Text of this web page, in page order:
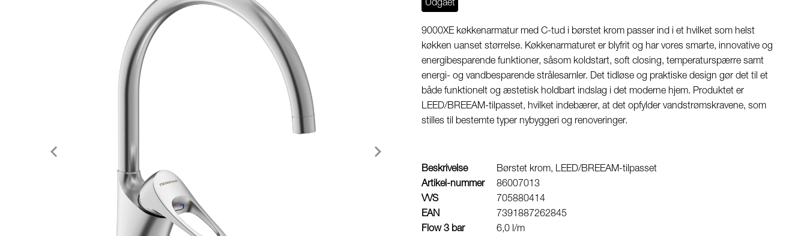
Udgået
9000XE køkkenarmatur med C-tud i børstet krom passer ind i et hvilket som helst
køkken uanset størrelse. Køkkenarmaturet er blyfrit og har vores smarte, innovative og
energibesparende funktioner, såsom koldstart, soft closing, temperaturspærre samt
energi- og vandbesparende strålesamler. Det tidløse og praktiske design gør det til et
både funktionelt og æstetisk holdbart indslag i det moderne hjem. Produktet er
LEED/BREEAM-tilpasset, hvilket indebærer, at det opfylder vandstrømskravene, som
stilles til bestemte typer nybyggeri og renoveringer.
Beskrivelse
Børstet krom, LEED/BREEAM-tilpasset
Artikel-nummer
86007013
VVS
705880414
EAN
7391887262845
Flow 3 bar
6,0 l/m